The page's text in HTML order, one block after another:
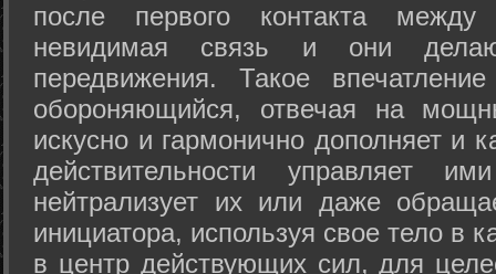
после первого контакта
невидимая связь и они
передвижения. Такое
обороняющийся, отвечая на
искусно и гармонично дополняет и
действительности управляет
нейтрализует их или даже
инициатора, используя свое тело в
в центр действующих сил, для